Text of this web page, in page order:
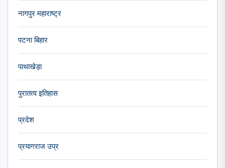
नागपुर महाराष्ट्र
पटना बिहार
पाथाखेड़ा
पुरातत्व इतिहास
प्रदेश
प्रयागराज उप्र